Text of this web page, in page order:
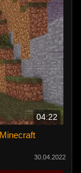
04:22
30.04.2022